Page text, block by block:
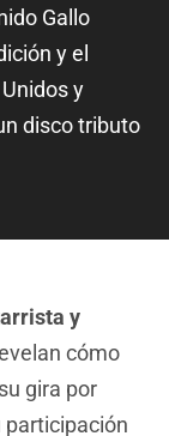
Gallo
y el
y
disco tributo
y
cómo
gira por
participación